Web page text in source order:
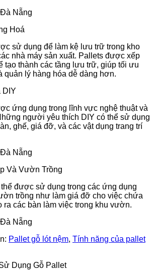
Hoá
sử dụng để làm kệ lưu trữ trong kho
nhà máy sản xuất. Pallets được xếp
tạo thành các tầng lưu trữ, giúp tối ưu
quản lý hàng hóa dễ dàng hơn.
DIY
ứng dụng trong lĩnh vực nghệ thuật và
người yêu thích DIY có thể sử dụng
ghế, giá đỡ, và các vật dụng trang trí
Và Vườn Trồng
được sử dụng trong các ứng dụng
trồng như làm giá đỡ cho việc chứa
ra các bàn làm việc trong khu vườn.
Pallet gỗ lót nệm, Tính năng của pallet
Dụng Gỗ Pallet